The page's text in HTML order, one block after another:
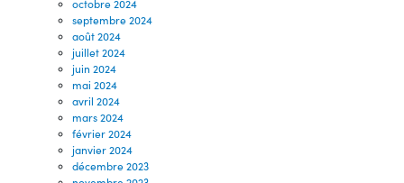
octobre 2024
septembre 2024
août 2024
juillet 2024
juin 2024
mai 2024
avril 2024
mars 2024
février 2024
janvier 2024
décembre 2023